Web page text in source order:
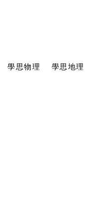
學思物理 學思地理